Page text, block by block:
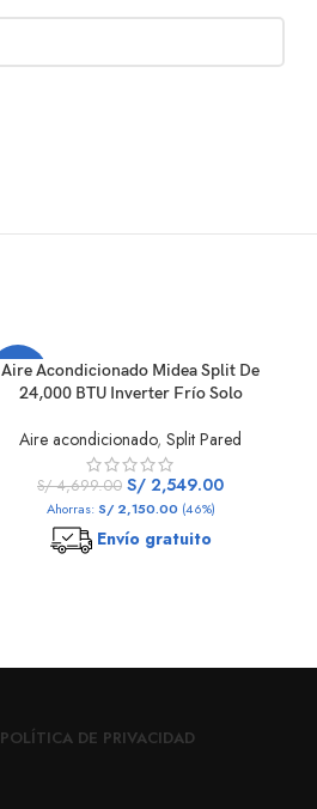
-46%
Aire Acondicionado Midea Split De
24,000 BTU Inverter Frío Solo
Aire acondicionado, Split Pared
S/4,699.00 S/ 2,549.00
Ahorras: S/2,150.00 (46%)
Envío gratuito
POLÍTICA DE PRIVACIDAD